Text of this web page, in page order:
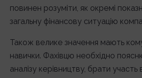
повинен розуміти, як окремі
загальну фінансову ситуацію
Також велике значення мають
навички. Фахівцю необхідно
аналізу керівництву, брати участь